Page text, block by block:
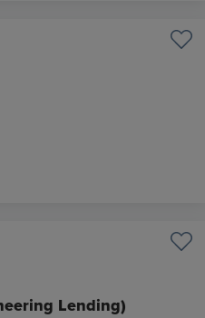
Lending)